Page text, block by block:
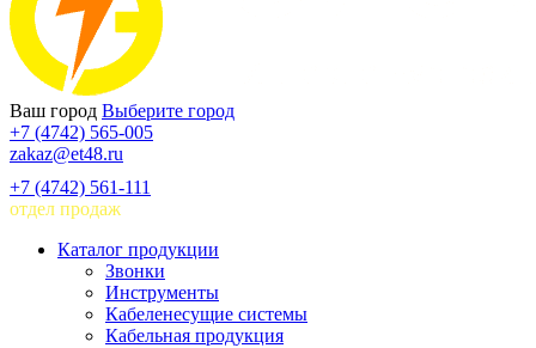
Ваш город Выберите город
+7 (4742) 565-005
zakaz@et48.ru
+7 (4742) 561-111
отдел продаж
Каталог продукции
Звонки
Инструменты
Кабеленесущие системы
Кабельная продукция